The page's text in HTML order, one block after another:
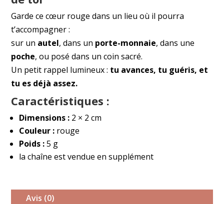
Garde ce cœur rouge dans un lieu où il pourra
t’accompagner :
sur un autel, dans un porte-monnaie, dans une
poche, ou posé dans un coin sacré.
Un petit rappel lumineux : tu avances, tu guéris, et
tu es déjà assez.
Caractéristiques :
Dimensions : 2 × 2 cm
Couleur : rouge
Poids :5 g
la chaîne est vendue en supplément
Avis (0)